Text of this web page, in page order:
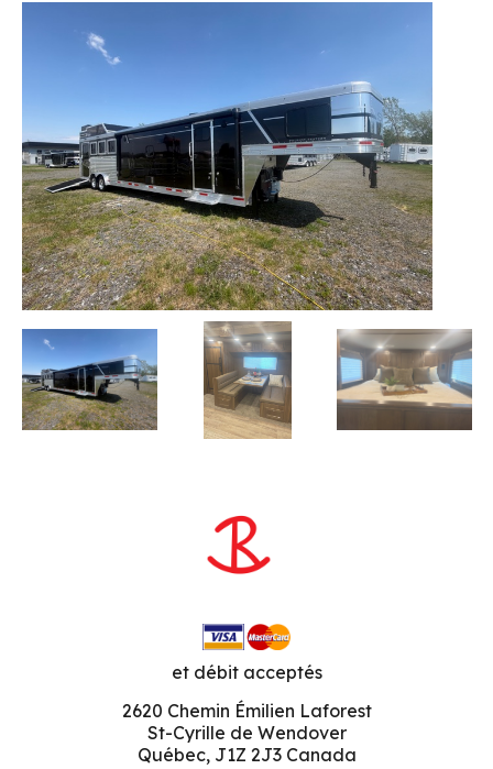
et débit acceptés
2620 Chemin Émilien Laforest
St-Cyrille de Wendover
Québec, J1Z 2J3 Canada